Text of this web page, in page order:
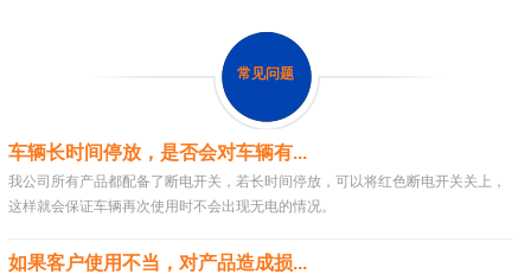
常见问题
车辆长时间停放，是否会对车辆有...
我公司所有产品都配备了断电开关，若长时间停放，可以将红色断电开关关上，
这样就会保证车辆再次使用时不会出现无电的情况。
如果客户使用不当，对产品造成损...